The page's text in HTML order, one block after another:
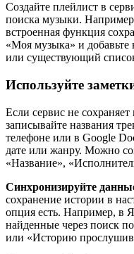
Создайте плейлист в
поиска музыки.
встроенная функция
«Моя музыка» и
или существующий
Используйте
Если сервис не
записывайте названия
телефоне или в Google
дате или жанру. Можно
«Название»,
Синхронизируйте
сохранение истории в
опция есть. Например, в
найденные через поиск
или «Историю